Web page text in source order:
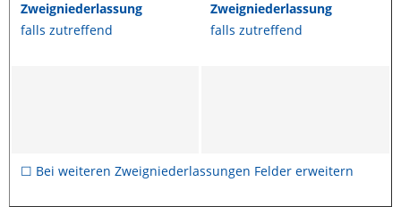
Zweigniederlassung
falls zutreffend
Zweigniederlassung
falls zutreffend
☐ Bei weiteren Zweigniederlassungen Felder erweitern